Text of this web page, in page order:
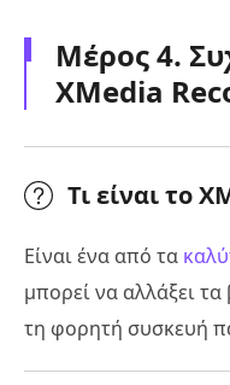
Μέρος 4.
XMedia
Τι είναι το
Είναι ένα από τα
μπορεί να αλλάξει
τη φορητή συσκευή